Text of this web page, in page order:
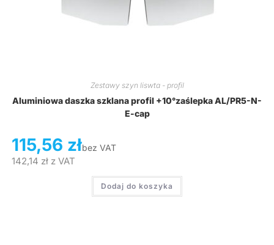
Zestawy szyn liswta - profil
Aluminiowa daszka szklana profil +10°zaślepka AL/PR5-N-
E-cap
115,56 złbez VAT
142,14 złz VAT
Dodaj do koszyka